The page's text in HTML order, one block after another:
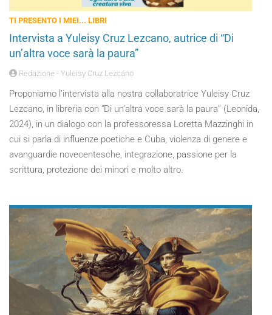
TI PRESENTO I MIEI... LIBRI
Intervista a Yuleisy Cruz Lezcano, autrice di “Di
un’altra voce sarà la paura”
Redazione - Yuleisy Cruz Lezcano
Proponiamo l’intervista alla nostra collaboratrice Yuleisy Cruz
Lezcano, in libreria con “Di un’altra voce sarà la paura” (Leonida,
2024), in un dialogo con la professoressa Loretta Mazzinghi in
cui si parla di influenze poetiche e Cuba, violenza di genere e
avanguardie novecentesche, integrazione, passione per la
scrittura, protezione dei minori e molto altro.